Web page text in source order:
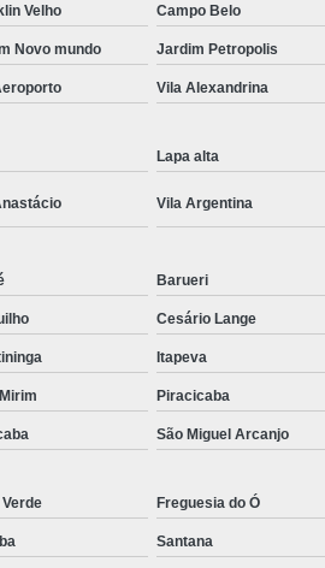
Tratamento para Transtorno de
Tratamento do Estresse Pós
Tratamento
Tratamento
Tratamento para
Tratamento para
Tratamento para Transtornos
Tratamento
Tratamento da Síndrome do
Tratamento
Tratamento
Tratamento para
Velho Campo Belo
Novo mundo Jardim Petropolis
Vila Alexandrina
Lapa alta
Vila Argentina
Barueri
Cesário Lange
Itapeva
Piracicaba
São Miguel Arcanjo
Freguesia do Ó
Santana